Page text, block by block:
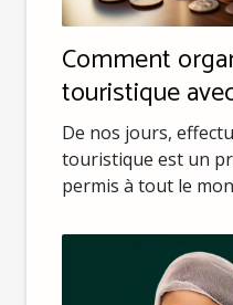
Comment
touristique
?
De nos jours,
touristique est un
permis à tout le